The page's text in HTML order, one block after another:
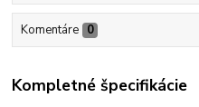
Komentáre 0
Kompletné špecifikácie